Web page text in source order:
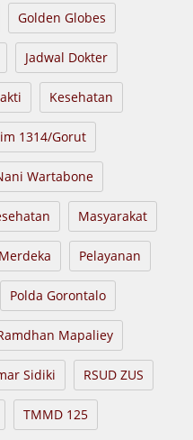
Golden Globes
Jadwal Dokter
Kesehatan
1314/Gorut
Wartabone
Masyarakat
Pelayanan
Polda Gorontalo
Mapaliey
Sidiki RSUD ZUS
TMMD 125